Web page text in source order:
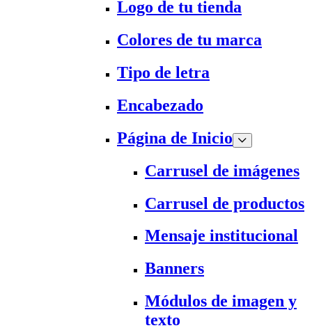
Logo de tu tienda
Colores de tu marca
Tipo de letra
Encabezado
Página de Inicio
Carrusel de imágenes
Carrusel de productos
Mensaje institucional
Banners
Módulos de imagen y
texto